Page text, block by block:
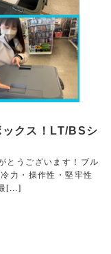
クス！LT/BSシ
とうございます！ブル
力・操作性・堅牢性
[...]